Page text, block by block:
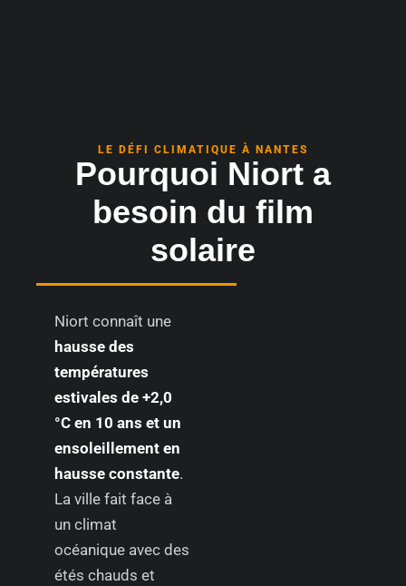
LE DÉFI CLIMATIQUE À NANTES
Pourquoi Niort a
besoin du film
solaire
Niort connaît une
hausse des
températures
estivales de +2,0
°C en 10 ans et un
ensoleillement en
hausse constante.
La ville fait face à
un climat
océanique avec des
étés chauds et